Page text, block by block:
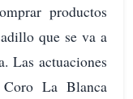
productos
que se va a
Las actuaciones
La Blanca